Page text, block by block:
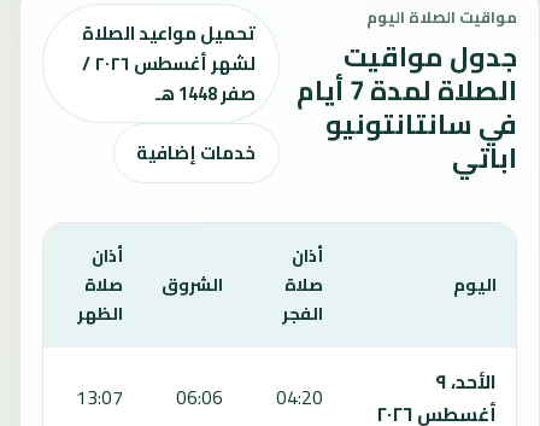
مواقيت الصلاة اليوم
جدول مواقيت
الصلاة لمدة 7 أيام
في سانتانتونيو
اباتي
تحميل مواعيد الصلاة
لشهر أغسطس ٢٠٢٦ /
صفر 1448 هـ
خدمات إضافية
اليوم
أذان
صلاة
الفجر
الشروق
أذان
صلاة
الظهر
الأحد، ٩
أغسطس ٢٠٢٦
04:20
06:06
13:07